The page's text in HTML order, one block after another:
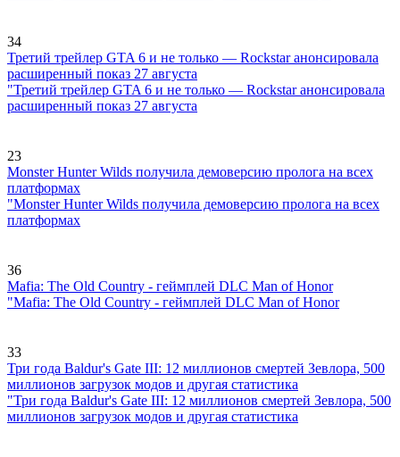
34
Третий трейлер GTA 6 и не только — Rockstar анонсировала
расширенный показ 27 августа
"Третий трейлер GTA 6 и не только — Rockstar анонсировала
расширенный показ 27 августа
23
Monster Hunter Wilds получила демоверсию пролога на всех
платформах
"Monster Hunter Wilds получила демоверсию пролога на всех
платформах
36
Mafia: The Old Country - геймплей DLC Man of Honor
"Mafia: The Old Country - геймплей DLC Man of Honor
33
Три года Baldur's Gate III: 12 миллионов смертей Зевлора, 500
миллионов загрузок модов и другая статистика
"Три года Baldur's Gate III: 12 миллионов смертей Зевлора, 500
миллионов загрузок модов и другая статистика